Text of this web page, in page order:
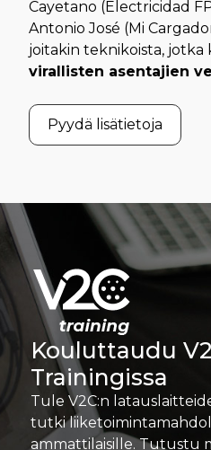
Cayetano (Electricidad
Antonio José (Mi
joitakin teknikoista,
virallisten asentajien
Pyydä lisätietoja
Kouluttaudu
Trainingissa
Tule V2C:n
tutki
ammattilaisille. Tutustu